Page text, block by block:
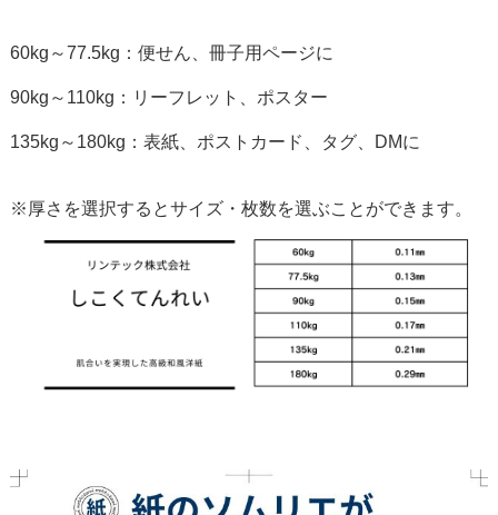
60kg～77.5kg：便せん、冊子用ページに
90kg～110kg：リーフレット、ポスター
135kg～180kg：表紙、ポストカード、タグ、DMに
※厚さを選択するとサイズ・枚数を選ぶことができます。